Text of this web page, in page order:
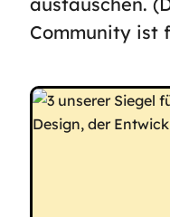
Community ist